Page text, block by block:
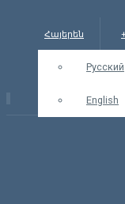
Հայերեն
Русский
English
info@bars.am